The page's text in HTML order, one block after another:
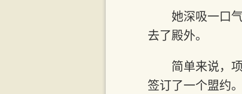
她深吸一口
去了殿外。
简单来说，
签订了一个盟约。